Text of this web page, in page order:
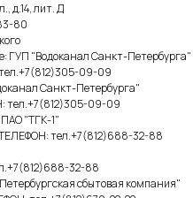
д.14, лит. Д
80
ГУП "Водоканал Санкт-Петербурга"
09-09
Санкт-Петербурга"
тел.+7(812)305-09-09
ПАО "ТГК-1"
ТЕЛЕФОН: тел.+7(812)688-32-88
32-88
сбытовая компания"